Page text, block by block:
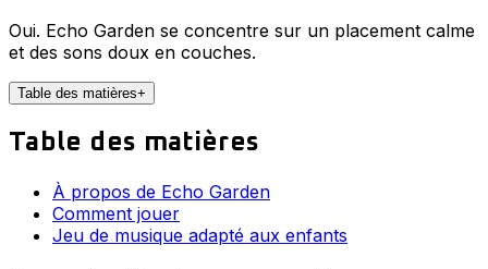
Oui. Echo Garden se concentre sur un placement calme
et des sons doux en couches.
Table des matières+
Table des matières
À propos de Echo Garden
Comment jouer
Jeu de musique adapté aux enfants